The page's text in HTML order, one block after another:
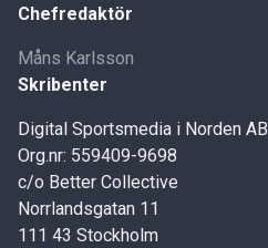
Chefredaktör
Måns Karlsson
Skribenter
Digital Sportsmedia i Norden AB
Org.nr: 559409-9698
c/o Better Collective
Norrlandsgatan 11
111 43 Stockholm